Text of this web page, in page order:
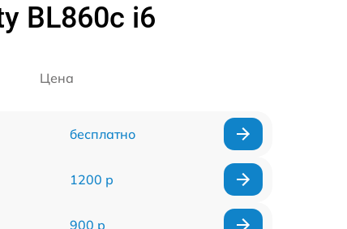
BL860c i6
Цена
бесплатно
1200 р
900 р